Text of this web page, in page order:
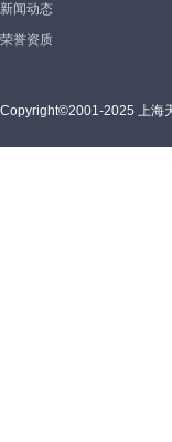
新闻动态
荣誉资质
Copyright©2001-2025 上海